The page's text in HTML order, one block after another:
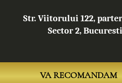
Str. Viitorului 122, parter
Sector 2, Bucuresti
VA RECOMANDAM